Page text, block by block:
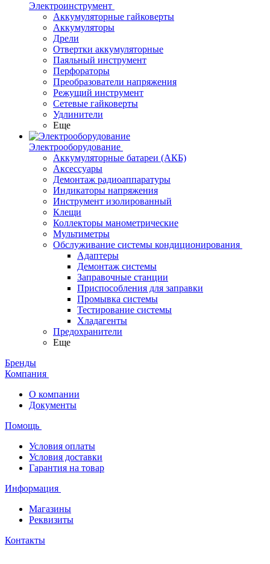
Электроинструмент
Аккумуляторные гайковерты
Аккумуляторы
Дрели
Отвертки аккумуляторные
Паяльный инструмент
Перфораторы
Преобразователи напряжения
Режущий инструмент
Сетевые гайковерты
Удлинители
Еще
Электрооборудование
Аккумуляторные батареи (АКБ)
Аксессуары
Демонтаж радиоаппаратуры
Индикаторы напряжения
Инструмент изолированный
Клещи
Коллекторы манометрические
Мультиметры
Обслуживание системы кондиционирования
Адаптеры
Демонтаж системы
Заправочные станции
Приспособления для заправки
Промывка системы
Тестирование системы
Хладагенты
Предохранители
Еще
Бренды
Компания
О компании
Документы
Помощь
Условия оплаты
Условия доставки
Гарантия на товар
Информация
Магазины
Реквизиты
Контакты